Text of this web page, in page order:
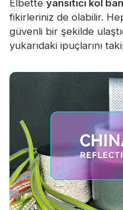
Elbette yansıtıcı kol
fikirleriniz de olabilir.
güvenli bir şekilde
yukarıdaki ipuçlarını